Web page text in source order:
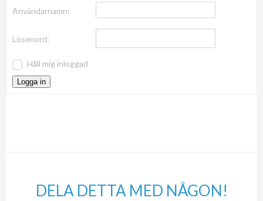
Användarnamn:
Lösenord:
Håll mig inloggad
Logga in
DELA DETTA MED NÅGON!